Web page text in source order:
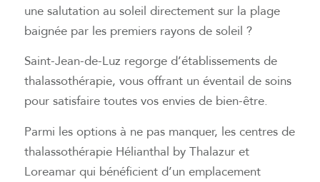
une salutation au soleil directement sur la plage
baignée par les premiers rayons de soleil ?
Saint-Jean-de-Luz regorge d’établissements de
thalassothérapie, vous offrant un éventail de soins
pour satisfaire toutes vos envies de bien-être.
Parmi les options à ne pas manquer, les centres de
thalassothérapie Hélianthal by Thalazur et
Loreamar qui bénéficient d’un emplacement